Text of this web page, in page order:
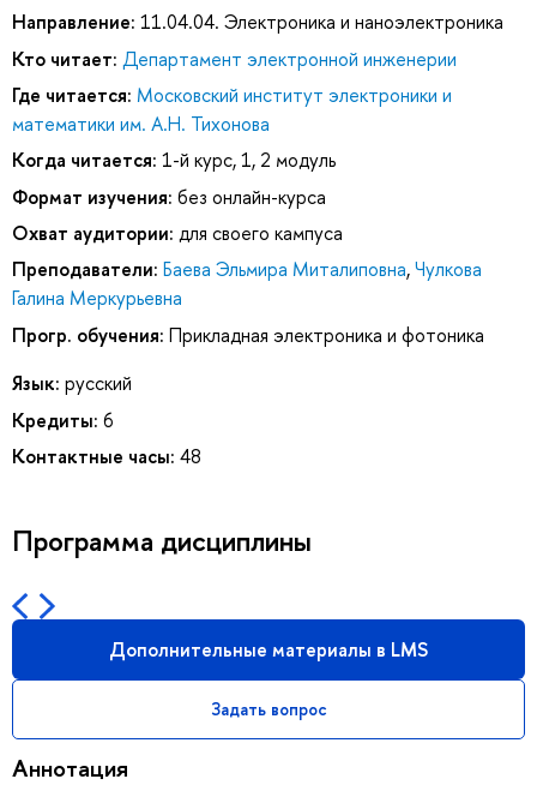
Направление: 11.04.04. Электроника и наноэлектроника
Кто читает: Департамент электронной инженерии
Где читается: Московский институт электроники и
математики им. А.Н. Тихонова
Когда читается: 1-й курс, 1, 2 модуль
Формат изучения: без онлайн-курса
Охват аудитории: для своего кампуса
Преподаватели: Баева Эльмира Миталиповна,Чулкова
Галина Меркурьевна
Прогр. обучения: Прикладная электроника и фотоника
Язык: русский
Кредиты: 6
Контактные часы: 48
Программа дисциплины
Дополнительные материалы в LMS
Задать вопрос
Аннотация